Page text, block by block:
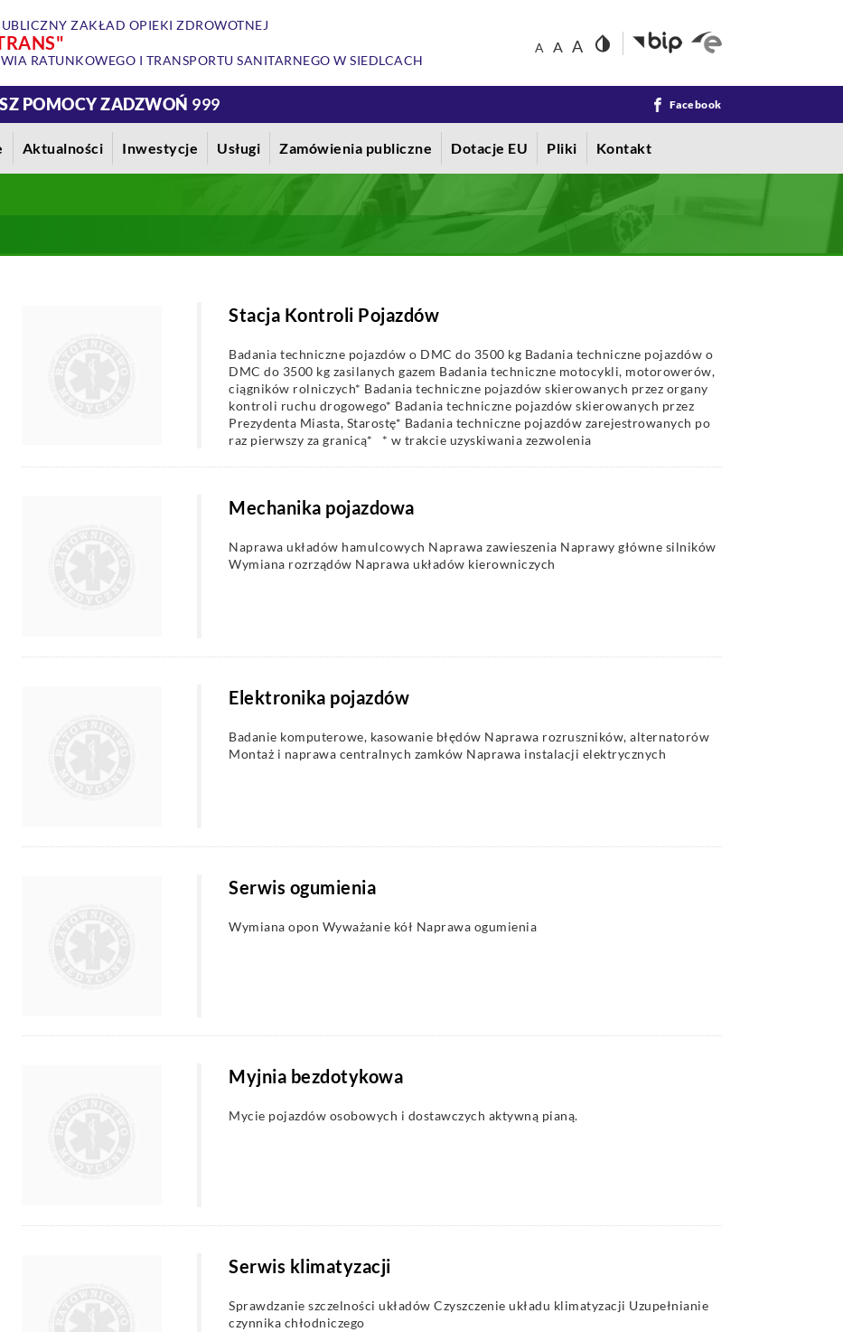
ZAKŁAD OPIEKI ZDROWOTNEJ
RATUNKOWEGO I TRANSPORTU SANITARNEGO W SIEDLCACH
A A A invert_colors
POMOCY ZADZWOŃ 999 Facebook
Aktualności Inwestycje Usługi Zamówienia publiczne Dotacje EU Pliki Kontakt
Stacja Kontroli Pojazdów
Badania techniczne pojazdów o DMC do 3500 kg Badania techniczne pojazdów o
DMC do 3500 kg zasilanych gazem Badania techniczne motocykli, motorowerów,
ciągników rolniczych* Badania techniczne pojazdów skierowanych przez organy
kontroli ruchu drogowego* Badania techniczne pojazdów skierowanych przez
Prezydenta Miasta, Starostę* Badania techniczne pojazdów zarejestrowanych po
raz pierwszy za granicą* * w trakcie uzyskiwania zezwolenia
Mechanika pojazdowa
Naprawa układów hamulcowych Naprawa zawieszenia Naprawy główne silników
Wymiana rozrządów Naprawa układów kierowniczych
Elektronika pojazdów
Badanie komputerowe, kasowanie błędów Naprawa rozruszników, alternatorów
Montaż i naprawa centralnych zamków Naprawa instalacji elektrycznych
Serwis ogumienia
Wymiana opon Wyważanie kół Naprawa ogumienia
Myjnia bezdotykowa
Mycie pojazdów osobowych i dostawczych aktywną pianą.
Serwis klimatyzacji
Sprawdzanie szczelności układów Czyszczenie układu klimatyzacji Uzupełnianie
czynnika chłodniczego